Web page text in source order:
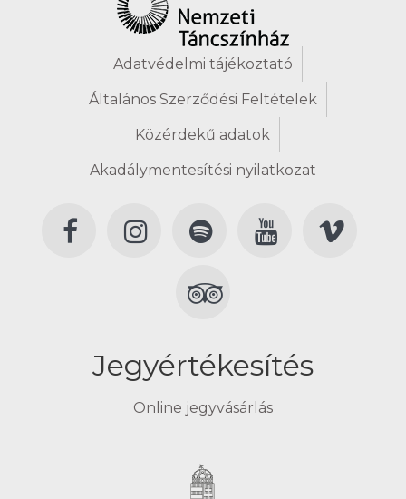
Adatvédelmi tájékoztató
Általános Szerződési Feltételek
Közérdekű adatok
Akadálymentesítési nyilatkozat
Jegyértékesítés
Online jegyvásárlás